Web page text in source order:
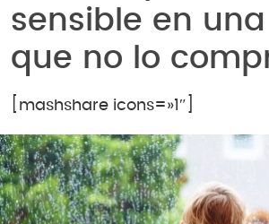
sensible en
que no lo
[mashshare icons=»1″]